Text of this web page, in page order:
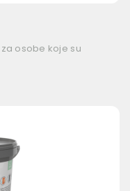
osobe koje su